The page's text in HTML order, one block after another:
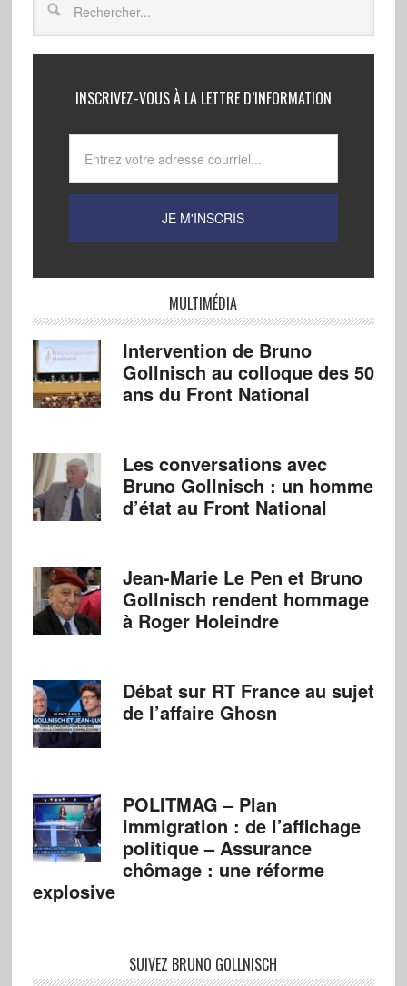
INSCRIVEZ-VOUS À LA LETTRE D’INFORMATION
MULTIMÉDIA
Intervention de Bruno
Gollnisch au colloque des 50
ans du Front National
Les conversations avec
Bruno Gollnisch : un homme
d’état au Front National
Jean-Marie Le Pen et Bruno
Gollnisch rendent hommage
à Roger Holeindre
Débat sur RT France au sujet
de l’affaire Ghosn
POLITMAG – Plan
immigration : de l’affichage
politique – Assurance
chômage : une réforme
explosive
SUIVEZ BRUNO GOLLNISCH